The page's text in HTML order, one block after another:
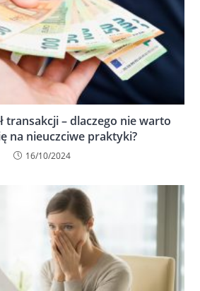
transakcji – dlaczego nie warto
na nieuczciwe praktyki?
16/10/2024